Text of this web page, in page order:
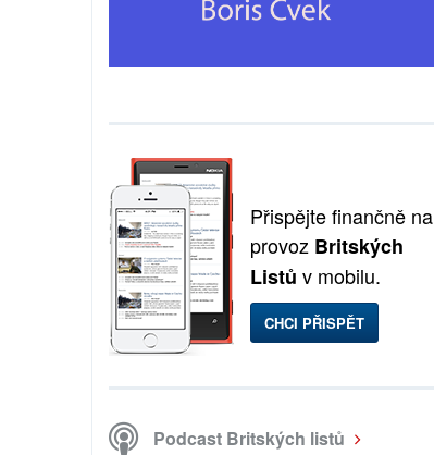
Přispějte finančně na
provoz Britských
Listů v mobilu.
CHCI PŘISPĚT
Podcast Britských listů